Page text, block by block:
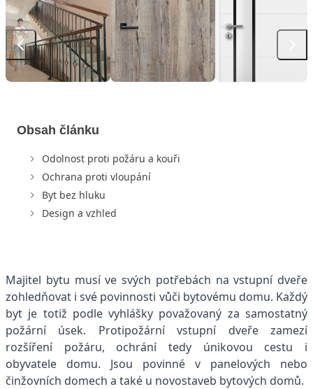
Obsah článku
Odolnost proti požáru a kouři
Ochrana proti vloupání
Byt bez hluku
Design a vzhled
Majitel bytu musí ve svých potřebách na vstupní dveře
zohledňovat i své povinnosti vůči bytovému domu. Každý
byt je totiž podle vyhlášky považovaný za samostatný
požární úsek. Protipožární vstupní dveře zamezí
rozšíření požáru, ochrání tedy únikovou cestu i
obyvatele domu. Jsou povinné v panelových nebo
činžovních domech a také u novostaveb bytových domů.